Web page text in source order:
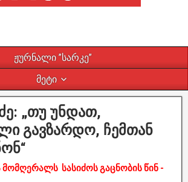
ჟურნალი ”სარკე”
მეტი
„თუ უნდათ,
გავზარდო, ჩემთან
სასიძოს გაცნობის წინ -